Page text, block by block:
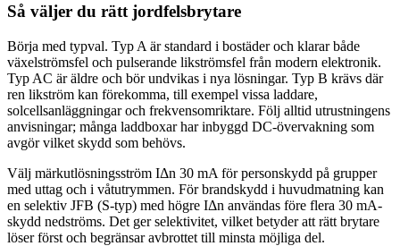
Så väljer du rätt jordfelsbrytare
Börja med typval. Typ A är standard i bostäder och klarar både
växelströmsfel och pulserande likströmsfel från modern elektronik.
Typ AC är äldre och bör undvikas i nya lösningar. Typ B krävs där
ren likström kan förekomma, till exempel vissa laddare,
solcellsanläggningar och frekvensomriktare. Följ alltid utrustningens
anvisningar; många laddboxar har inbyggd DC-övervakning som
avgör vilket skydd som behövs.
Välj märkutlösningsström IΔn 30 mA för personskydd på grupper
med uttag och i våtutrymmen. För brandskydd i huvudmatning kan
en selektiv JFB (S-typ) med högre IΔn användas före flera 30 mA-
skydd nedströms. Det ger selektivitet, vilket betyder att rätt brytare
löser först och begränsar avbrottet till minsta möjliga del.